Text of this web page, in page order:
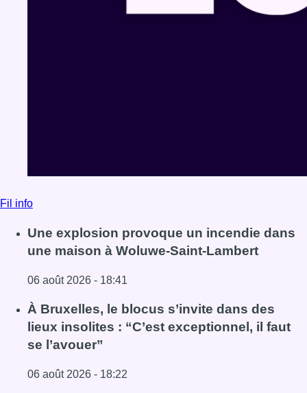
Fil info
Une explosion provoque un incendie dans
une maison à Woluwe-Saint-Lambert
06 août 2026 - 18:41
Lire l'article Une explosion provoque un incendie dans
À Bruxelles, le blocus s’invite dans des
lieux insolites : “C’est exceptionnel, il faut
se l’avouer”
06 août 2026 - 18:22